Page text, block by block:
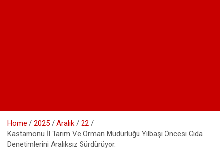
Home 2025 Aralık
22
Kastamonu İl Tarım Ve Orman Müdürlüğü Yılbaşı Öncesi Gıda
Denetimlerini Aralıksız Sürdürüyor.